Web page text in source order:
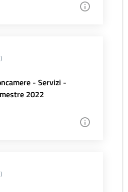
- Servizi -
2022